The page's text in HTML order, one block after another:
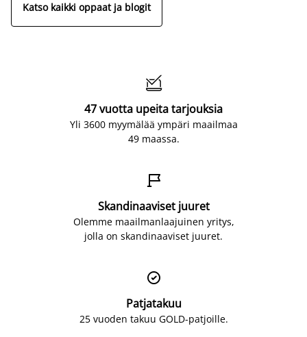
Katso kaikki oppaat ja blogit

47 vuotta upeita tarjouksia
Yli 3600 myymälää ympäri maailmaa
49 maassa.

Skandinaaviset juuret
Olemme maailmanlaajuinen yritys,
jolla on skandinaaviset juuret.

Patjatakuu
25 vuoden takuu GOLD-patjoille.